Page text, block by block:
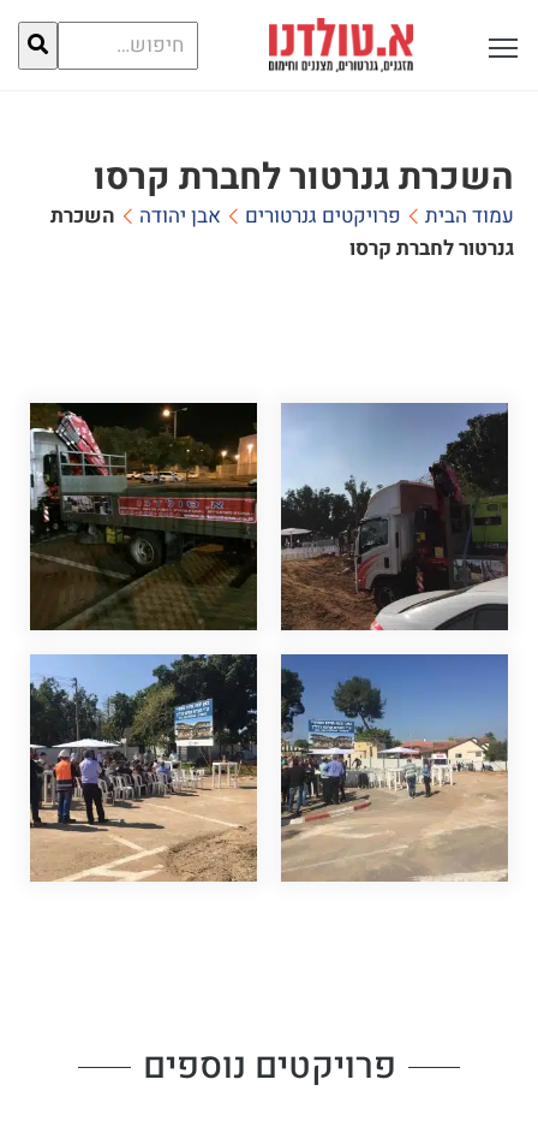
חיפוש
עבור:
פתח תפריט ראשי לתצוגה
השכרת גנרטור לחברת קרסו
עמוד הבית פרויקטים גנרטורים אבן יהודה
השכרת
גנרטור לחברת קרסו
פרויקטים נוספים